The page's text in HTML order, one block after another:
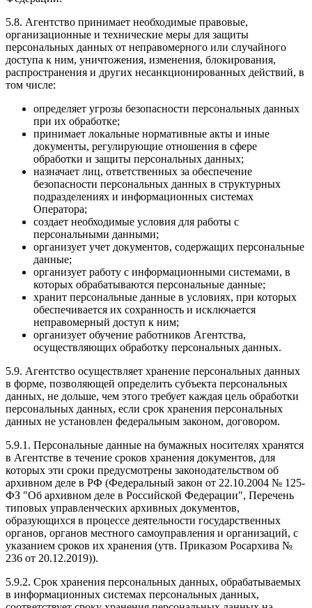
5.8. Агентство принимает необходимые правовые,
организационные и технические меры для защиты
персональных данных от неправомерного или случайного
доступа к ним, уничтожения, изменения, блокирования,
распространения и других несанкционированных действий, в
том числе:
определяет угрозы безопасности персональных данных
при их обработке;
принимает локальные нормативные акты и иные
документы, регулирующие отношения в сфере
обработки и защиты персональных данных;
назначает лиц, ответственных за обеспечение
безопасности персональных данных в структурных
подразделениях и информационных системах
Оператора;
создает необходимые условия для работы с
персональными данными;
организует учет документов, содержащих персональные
данные;
организует работу с информационными системами, в
которых обрабатываются персональные данные;
хранит персональные данные в условиях, при которых
обеспечивается их сохранность и исключается
неправомерный доступ к ним;
организует обучение работников Агентства,
осуществляющих обработку персональных данных.
5.9. Агентство осуществляет хранение персональных данных
в форме, позволяющей определить субъекта персональных
данных, не дольше, чем этого требует каждая цель обработки
персональных данных, если срок хранения персональных
данных не установлен федеральным законом, договором.
5.9.1. Персональные данные на бумажных носителях хранятся
в Агентстве в течение сроков хранения документов, для
которых эти сроки предусмотрены законодательством об
архивном деле в РФ (Федеральный закон от 22.10.2004 № 125-
ФЗ "Об архивном деле в Российской Федерации", Перечень
типовых управленческих архивных документов,
образующихся в процессе деятельности государственных
органов, органов местного самоуправления и организаций, с
указанием сроков их хранения (утв. Приказом Росархива №
236 от 20.12.2019)).
5.9.2. Срок хранения персональных данных, обрабатываемых
в информационных системах персональных данных,